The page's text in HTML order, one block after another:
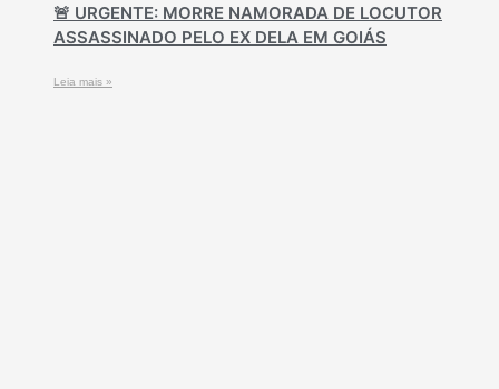
🚨 URGENTE: MORRE NAMORADA DE LOCUTOR
ASSASSINADO PELO EX DELA EM GOIÁS
Leia mais »